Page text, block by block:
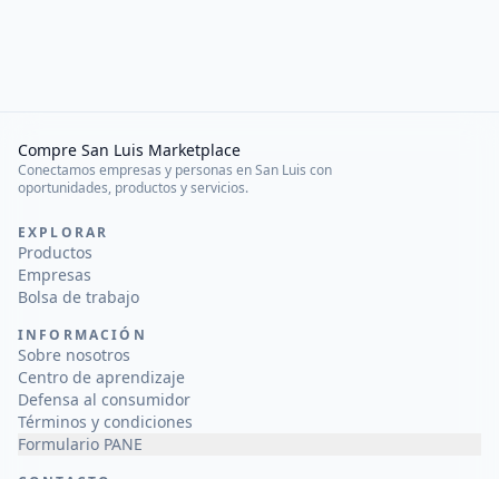
Compre San Luis Marketplace
Conectamos empresas y personas en San Luis con
oportunidades, productos y servicios.
EXPLORAR
Productos
Empresas
Bolsa de trabajo
INFORMACIÓN
Sobre nosotros
Centro de aprendizaje
Defensa al consumidor
Términos y condiciones
Formulario PANE